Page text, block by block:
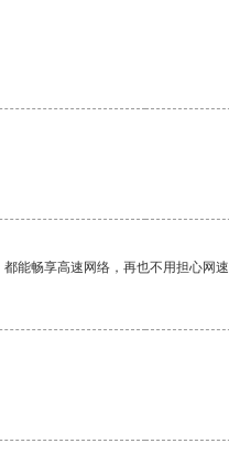
能畅享高速网络，再也不用担心网速